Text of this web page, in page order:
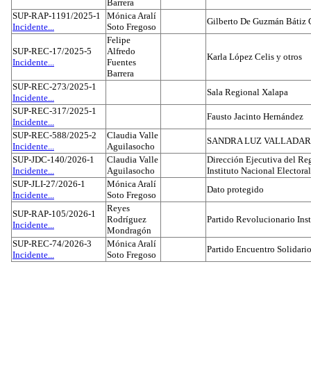
Barrera
SUP-RAP-1191/2025-1
Incidente...
Mónica Aralí
Soto Fregoso
Gilberto De Guzmán Bátiz
SUP-REC-17/2025-5
Incidente...
Felipe
Alfredo
Fuentes
Barrera
Karla López Celis y otros
SUP-REC-273/2025-1
Incidente...
Sala Regional Xalapa
SUP-REC-317/2025-1
Incidente...
Fausto Jacinto Hernández
SUP-REC-588/2025-2
Incidente...
Claudia Valle
Aguilasocho
SANDRA LUZ
SUP-JDC-140/2026-1
Incidente...
Claudia Valle
Aguilasocho
Dirección Ejecutiva del
Instituto Nacional Electoral
SUP-JLI-27/2026-1
Incidente...
Mónica Aralí
Soto Fregoso
Dato protegido
SUP-RAP-105/2026-1
Incidente...
Reyes
Rodríguez
Mondragón
Partido Revolucionario
SUP-REC-74/2026-3
Incidente...
Mónica Aralí
Soto Fregoso
Partido Encuentro